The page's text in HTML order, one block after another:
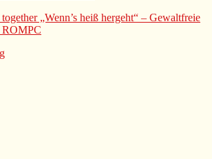
„Wenn’s heiß hergeht“ – Gewaltfreie